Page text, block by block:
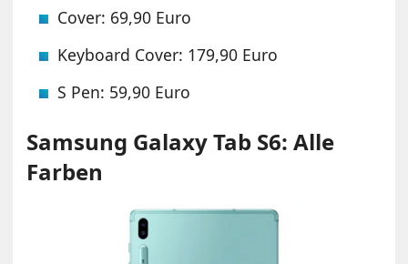
Cover: 69,90 Euro
Keyboard Cover: 179,90 Euro
S Pen: 59,90 Euro
Samsung Galaxy Tab S6: Alle
Farben